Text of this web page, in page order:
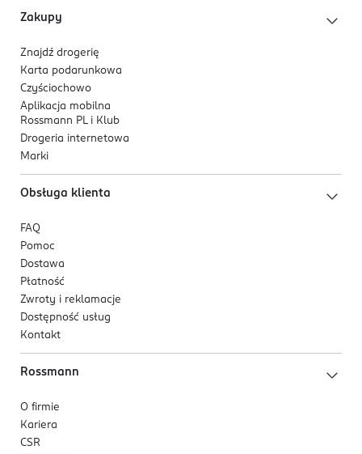
Kod EAN
Zakupy
Znajdź drogerię
Karta podarunkowa
Czyściochowo
Aplikacja mobilna
Rossmann PL i Klub
Drogeria internetowa
Marki
Obsługa klienta
FAQ
Pomoc
Dostawa
Płatność
Zwroty i reklamacje
Dostępność usług
Kontakt
Rossmann
O firmie
Kariera
CSR